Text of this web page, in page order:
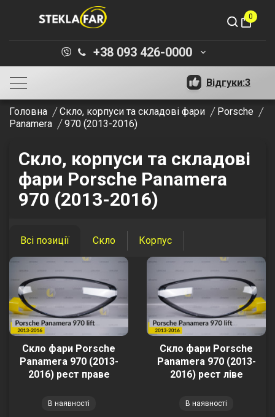
shopping_bag
0
+38 093 426-0000 keyboard_arrow_down
Відгуки:3
Головна Скло, корпуси та складові фари
Porsche
Panamera
970 (2013-2016)
Скло, корпуси та складові
фари Porsche Panamera
970 (2013-2016)
Всі позиції Скло Корпус
Скло фари Porsche
Panamera 970 (2013-
2016) рест праве
В наявності
Скло фари Porsche
Panamera 970 (2013-
2016) рест ліве
В наявності